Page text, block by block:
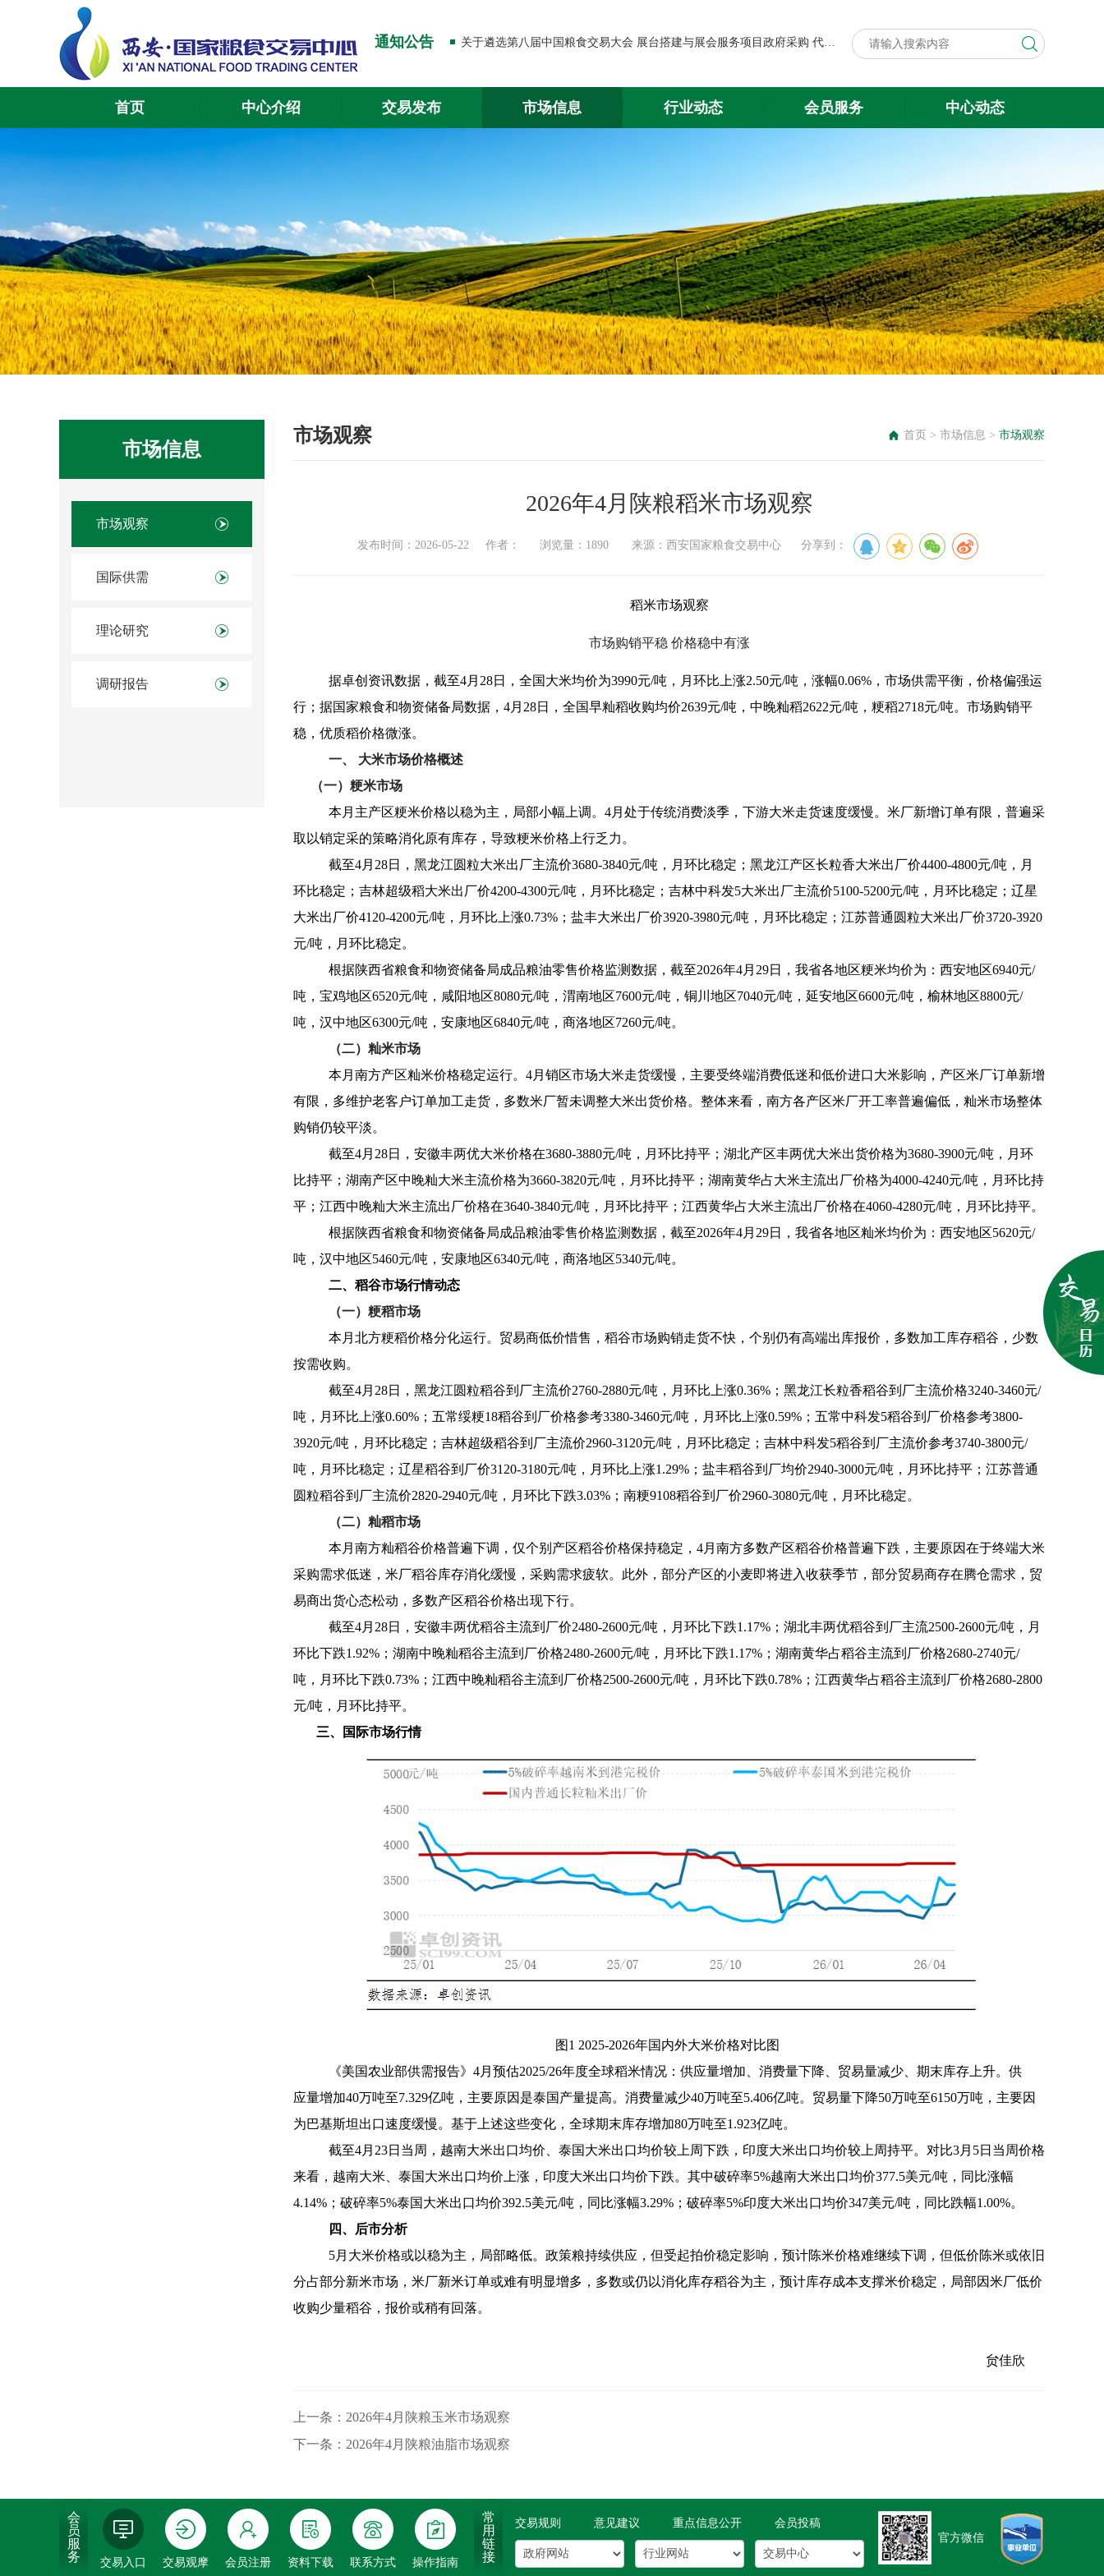
通知公告
关于遴选第八届中国粮食交易大会 展台搭建与展会服务项目政府采购 代理机构的公告
首页 中心介绍 交易发布 市场信息 行业动态 会员服务 中心动态
市场信息
市场观察
国际供需
理论研究
调研报告
市场观察 首页 > 市场信息 > 市场观察
2026年4月陕粮稻米市场观察
发布时间：2026-05-22 作者： 浏览量：1890 来源：西安国家粮食交易中心 分享到：
稻米市场观察
市场购销平稳 价格稳中有涨
据卓创资讯数据，截至4月28日，全国大米均价为3990元/吨，月环比上涨2.50元/吨，涨幅0.06%，市场供需平衡，价格偏强运
行；据国家粮食和物资储备局数据，4月28日，全国早籼稻收购均价2639元/吨，中晚籼稻2622元/吨，粳稻2718元/吨。市场购销平
稳，优质稻价格微涨。
一、 大米市场价格概述
（一）粳米市场
本月主产区粳米价格以稳为主，局部小幅上调。4月处于传统消费淡季，下游大米走货速度缓慢。米厂新增订单有限，普遍采
取以销定采的策略消化原有库存，导致粳米价格上行乏力。
截至4月28日，黑龙江圆粒大米出厂主流价3680-3840元/吨，月环比稳定；黑龙江产区长粒香大米出厂价4400-4800元/吨，月
环比稳定；吉林超级稻大米出厂价4200-4300元/吨，月环比稳定；吉林中科发5大米出厂主流价5100-5200元/吨，月环比稳定；辽星
大米出厂价4120-4200元/吨，月环比上涨0.73%；盐丰大米出厂价3920-3980元/吨，月环比稳定；江苏普通圆粒大米出厂价3720-3920
元/吨，月环比稳定。
根据陕西省粮食和物资储备局成品粮油零售价格监测数据，截至2026年4月29日，我省各地区粳米均价为：西安地区6940元/
吨，宝鸡地区6520元/吨，咸阳地区8080元/吨，渭南地区7600元/吨，铜川地区7040元/吨，延安地区6600元/吨，榆林地区8800元/
吨，汉中地区6300元/吨，安康地区6840元/吨，商洛地区7260元/吨。
（二）籼米市场
本月南方产区籼米价格稳定运行。4月销区市场大米走货缓慢，主要受终端消费低迷和低价进口大米影响，产区米厂订单新增
有限，多维护老客户订单加工走货，多数米厂暂未调整大米出货价格。整体来看，南方各产区米厂开工率普遍偏低，籼米市场整体
购销仍较平淡。
截至4月28日，安徽丰两优大米价格在3680-3880元/吨，月环比持平；湖北产区丰两优大米出货价格为3680-3900元/吨，月环
比持平；湖南产区中晚籼大米主流价格为3660-3820元/吨，月环比持平；湖南黄华占大米主流出厂价格为4000-4240元/吨，月环比持
平；江西中晚籼大米主流出厂价格在3640-3840元/吨，月环比持平；江西黄华占大米主流出厂价格在4060-4280元/吨，月环比持平。
根据陕西省粮食和物资储备局成品粮油零售价格监测数据，截至2026年4月29日，我省各地区籼米均价为：西安地区5620元/
吨，汉中地区5460元/吨，安康地区6340元/吨，商洛地区5340元/吨。
二、稻谷市场行情动态
（一）粳稻市场
本月北方粳稻价格分化运行。贸易商低价惜售，稻谷市场购销走货不快，个别仍有高端出库报价，多数加工库存稻谷，少数
按需收购。
截至4月28日，黑龙江圆粒稻谷到厂主流价2760-2880元/吨，月环比上涨0.36%；黑龙江长粒香稻谷到厂主流价格3240-3460元/
吨，月环比上涨0.60%；五常绥粳18稻谷到厂价格参考3380-3460元/吨，月环比上涨0.59%；五常中科发5稻谷到厂价格参考3800-
3920元/吨，月环比稳定；吉林超级稻谷到厂主流价2960-3120元/吨，月环比稳定；吉林中科发5稻谷到厂主流价参考3740-3800元/
吨，月环比稳定；辽星稻谷到厂价3120-3180元/吨，月环比上涨1.29%；盐丰稻谷到厂均价2940-3000元/吨，月环比持平；江苏普通
圆粒稻谷到厂主流价2820-2940元/吨，月环比下跌3.03%；南粳9108稻谷到厂价2960-3080元/吨，月环比稳定。
（二）籼稻市场
本月南方籼稻谷价格普遍下调，仅个别产区稻谷价格保持稳定，4月南方多数产区稻谷价格普遍下跌，主要原因在于终端大米
采购需求低迷，米厂稻谷库存消化缓慢，采购需求疲软。此外，部分产区的小麦即将进入收获季节，部分贸易商存在腾仓需求，贸
易商出货心态松动，多数产区稻谷价格出现下行。
截至4月28日，安徽丰两优稻谷主流到厂价2480-2600元/吨，月环比下跌1.17%；湖北丰两优稻谷到厂主流2500-2600元/吨，月
环比下跌1.92%；湖南中晚籼稻谷主流到厂价格2480-2600元/吨，月环比下跌1.17%；湖南黄华占稻谷主流到厂价格2680-2740元/
吨，月环比下跌0.73%；江西中晚籼稻谷主流到厂价格2500-2600元/吨，月环比下跌0.78%；江西黄华占稻谷主流到厂价格2680-2800
元/吨，月环比持平。
三、国际市场行情
图1 2025-2026年国内外大米价格对比图
《美国农业部供需报告》4月预估2025/26年度全球稻米情况：供应量增加、消费量下降、贸易量减少、期末库存上升。供
应量增加40万吨至7.329亿吨，主要原因是泰国产量提高。消费量减少40万吨至5.406亿吨。贸易量下降50万吨至6150万吨，主要因
为巴基斯坦出口速度缓慢。基于上述这些变化，全球期末库存增加80万吨至1.923亿吨。
截至4月23日当周，越南大米出口均价、泰国大米出口均价较上周下跌，印度大米出口均价较上周持平。对比3月5日当周价格
来看，越南大米、泰国大米出口均价上涨，印度大米出口均价下跌。其中破碎率5%越南大米出口均价377.5美元/吨，同比涨幅
4.14%；破碎率5%泰国大米出口均价392.5美元/吨，同比涨幅3.29%；破碎率5%印度大米出口均价347美元/吨，同比跌幅1.00%。
四、后市分析
5月大米价格或以稳为主，局部略低。政策粮持续供应，但受起拍价稳定影响，预计陈米价格难继续下调，但低价陈米或依旧
分占部分新米市场，米厂新米订单或难有明显增多，多数或仍以消化库存稻谷为主，预计库存成本支撑米价稳定，局部因米厂低价
收购少量稻谷，报价或稍有回落。
贠佳欣
上一条：2026年4月陕粮玉米市场观察
下一条：2026年4月陕粮油脂市场观察
会
员
服
务
交易入口 交易观摩 会员注册 资料下载 联系方式 操作指南
入会
年
审
登
录
转账
常
用
链
接
交易规则 意见建议 重点信息公开
会员投稿
官方微信